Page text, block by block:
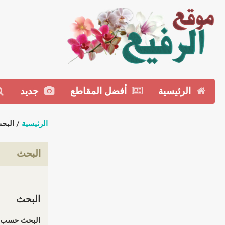
الرئيسية أفضل المقاطع جديد
الرئيسية /
البحث
البحث
البحث حسب